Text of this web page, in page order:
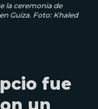
la ceremonia de
Guiza. Foto: Khaled
fue
un